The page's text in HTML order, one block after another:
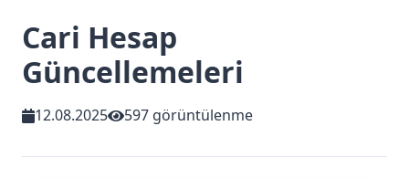
Cari Hesap
Güncellemeleri
12.08.2025 597 görüntülenme